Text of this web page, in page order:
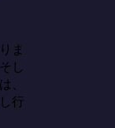
ま
し
、
行